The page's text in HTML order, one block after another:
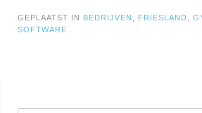
GEPLAATST IN BEDRIJVEN FRIESLAND
SOFTWARE